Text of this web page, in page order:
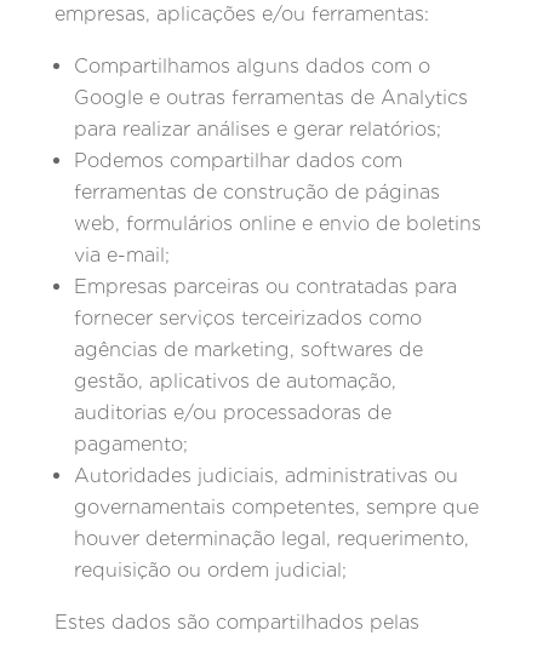
empresas, aplicações e/ou ferramentas:
Compartilhamos alguns dados com o
Google e outras ferramentas de Analytics
para realizar análises e gerar relatórios;
Podemos compartilhar dados com
ferramentas de construção de páginas
web, formulários online e envio de boletins
via e-mail;
Empresas parceiras ou contratadas para
fornecer serviços terceirizados como
agências de marketing, softwares de
gestão, aplicativos de automação,
auditorias e/ou processadoras de
pagamento;
Autoridades judiciais, administrativas ou
governamentais competentes, sempre que
houver determinação legal, requerimento,
requisição ou ordem judicial;
Estes dados são compartilhados pelas